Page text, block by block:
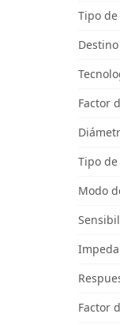
Tipo
Destino
Factor
Tipo
Modo
Factor